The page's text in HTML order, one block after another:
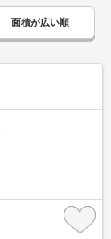
面積が広い順